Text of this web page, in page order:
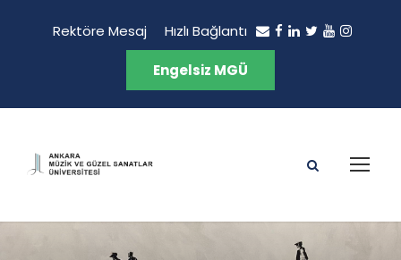
Rektöre Mesaj Hızlı Bağlantı
Engelsiz MGÜ